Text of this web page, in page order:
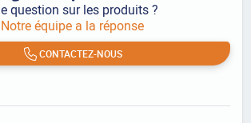
question sur les produits ?
Notre équipe a la réponse
CONTACTEZ-NOUS